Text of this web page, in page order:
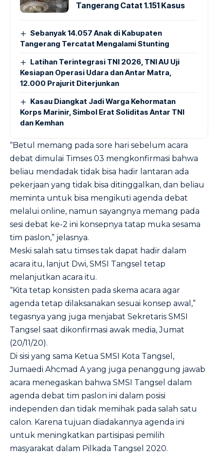
Tangerang Catat 1.151 Kasus
Sebanyak 14.057 Anak di Kabupaten
Tangerang Tercatat Mengalami Stunting
Latihan Terintegrasi TNI 2026, TNI AU Uji
Kesiapan Operasi Udara dan Antar Matra,
12.000 Prajurit Diterjunkan
Kasau Diangkat Jadi Warga Kehormatan
Korps Marinir, Simbol Erat Soliditas Antar TNI
dan Kemhan
“Betul memang pada sore hari sebelum acara
debat dimulai Timses 03 mengkonfirmasi bahwa
beliau mendadak tidak bisa hadir lantaran ada
pekerjaan yang tidak bisa ditinggalkan, dan beliau
meminta untuk bisa mengikuti agenda debat
melalui online, namun sayangnya memang pada
sesi debat ke-2 ini konsepnya tatap muka sesama
tim paslon,” jelasnya.
Meski salah satu timses tak dapat hadir dalam
acara itu, lanjut Dwi, SMSI Tangsel tetap
melanjutkan acara itu.
“Kita tetap konsisten pada skema acara agar
agenda tetap dilaksanakan sesuai konsep awal,”
tegasnya yang juga menjabat Sekretaris SMSI
Tangsel saat dikonfirmasi awak media, Jumat
(20/11/20).
Di sisi yang sama Ketua SMSI Kota Tangsel,
Jumaedi Ahcmad A yang juga penanggung jawab
acara menegaskan bahwa SMSI Tangsel dalam
agenda debat tim paslon ini dalam posisi
independen dan tidak memihak pada salah satu
calon. Karena tujuan diadakannya agenda ini
untuk meningkatkan partisipasi pemilih
masyarakat dalam Pilkada Tangsel 2020.